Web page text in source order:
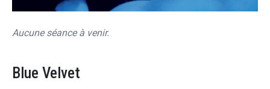
Aucune séance à venir.
Blue Velvet